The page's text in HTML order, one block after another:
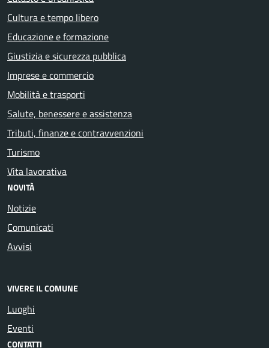
Cultura e tempo libero
Educazione e formazione
Giustizia e sicurezza pubblica
Imprese e commercio
Mobilità e trasporti
Salute, benessere e assistenza
Tributi, finanze e contravvenzioni
Turismo
Vita lavorativa
NOVITÀ
Notizie
Comunicati
Avvisi
VIVERE IL COMUNE
Luoghi
Eventi
CONTATTI